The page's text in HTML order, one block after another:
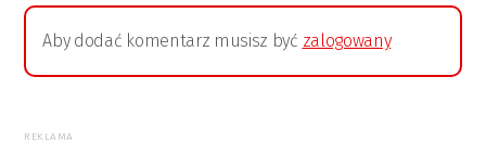
Aby dodać komentarz musisz być zalogowany
REKLAMA